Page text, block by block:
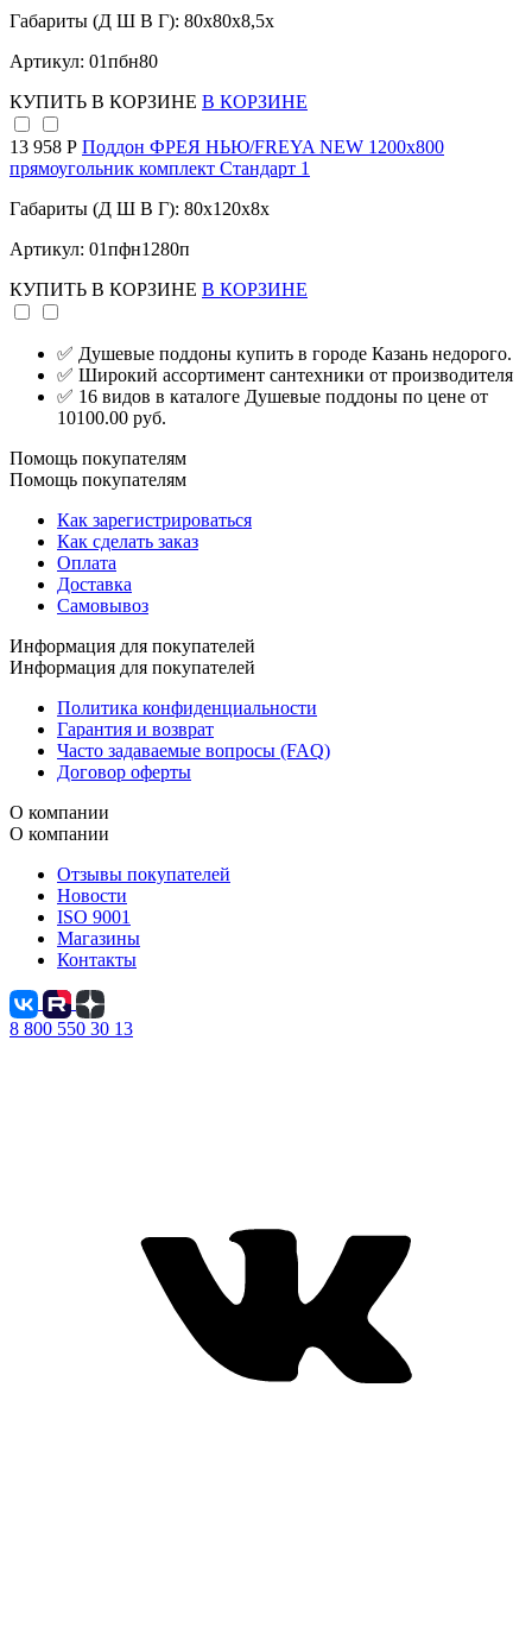
Габариты (Д Ш В Г): 80x80x8,5x
Артикул: 01пбн80
КУПИТЬ В КОРЗИНЕ В КОРЗИНЕ
13 958 Р Поддон ФРЕЯ НЬЮ/FREYA NEW 1200х800
прямоугольник комплект Стандарт 1
Габариты (Д Ш В Г): 80x120x8x
Артикул: 01пфн1280п
КУПИТЬ В КОРЗИНЕ В КОРЗИНЕ
✅ Душевые поддоны купить в городе Казань недорого.
✅ Широкий ассортимент сантехники от производителя
✅ 16 видов в каталоге Душевые поддоны по цене от
10100.00 руб.
Помощь покупателям
Помощь покупателям
Как зарегистрироваться
Как сделать заказ
Оплата
Доставка
Самовывоз
Информация для покупателей
Информация для покупателей
Политика конфиденциальности
Гарантия и возврат
Часто задаваемые вопросы (FAQ)
Договор оферты
О компании
О компании
Отзывы покупателей
Новости
ISO 9001
Магазины
Контакты
8 800 550 30 13